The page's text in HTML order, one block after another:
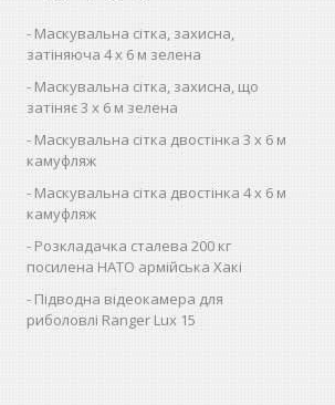
Маскувальна сітка, захисна,
затіняюча 4 х 6 м зелена
Маскувальна сітка, захисна, що
затіняє 3 х 6 м зелена
Маскувальна сітка двостінка 3 х 6 м
камуфляж
Маскувальна сітка двостінка 4 х 6 м
камуфляж
Розкладачка сталева 200 кг
посилена НАТО армійська Хакі
Підводна відеокамера для
риболовлі Ranger Lux 15